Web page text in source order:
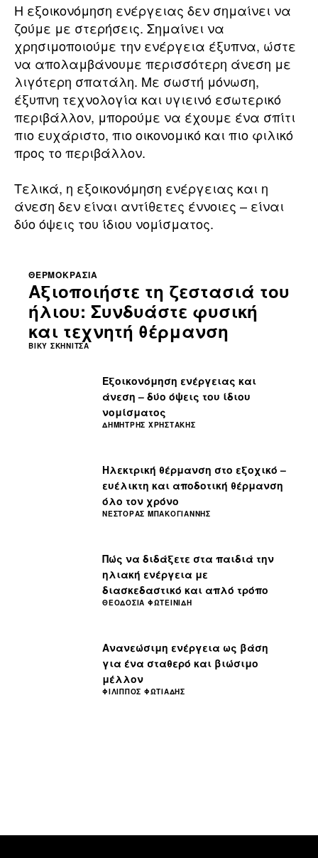
Η εξοικονόμηση ενέργειας δεν σημαίνει να
ζούμε με στερήσεις. Σημαίνει να
χρησιμοποιούμε την ενέργεια έξυπνα, ώστε
να απολαμβάνουμε περισσότερη άνεση με
λιγότερη σπατάλη. Με σωστή μόνωση,
έξυπνη τεχνολογία και υγιεινό εσωτερικό
περιβάλλον, μπορούμε να έχουμε ένα σπίτι
πιο ευχάριστο, πιο οικονομικό και πιο φιλικό
προς το περιβάλλον.
Τελικά, η εξοικονόμηση ενέργειας και η
άνεση δεν είναι αντίθετες έννοιες – είναι
δύο όψεις του ίδιου νομίσματος.
Ανανεώσιμη ενέργεια ως βάση
για ένα σταθερό και βιώσιμο
μέλλον
ΦΊΛΙΠΠΟΣ ΦΩΤΙΆΔΗΣ
Πώς να διδάξετε στα παιδιά την
ηλιακή ενέργεια με
διασκεδαστικό και απλό τρόπο
ΘΕΟΔΟΣΊΑ ΦΩΤΕΙΝΊΔΗ
Ηλεκτρική θέρμανση στο εξοχικό –
ευέλικτη και αποδοτική θέρμανση
όλο τον χρόνο
ΝΈΣΤΟΡΑΣ ΜΠΑΚΟΓΙΆΝΝΗΣ
Εξοικονόμηση ενέργειας και
άνεση – δύο όψεις του ίδιου
νομίσματος
ΔΗΜΉΤΡΗΣ ΧΡΗΣΤΆΚΗΣ
Αξιοποιήστε τη ζεστασιά του
ήλιου: Συνδυάστε φυσική
και τεχνητή θέρμανση
ΘΕΡΜΟΚΡΑΣΊΑ
ΒΊΚΥ ΣΚΗΝΊΤΣΑ